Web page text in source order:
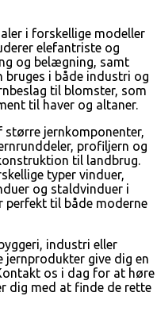
i forskellige modeller
elefantriste og
og belægning, samt
i både industri og
til blomster, som
til haver og altaner.
større jernkomponenter,
profiljern og
til landbrug.
typer vinduer,
og staldvinduer i
perfekt til både moderne
industri eller
jernprodukter give dig en
os i dag for at høre
dig med at finde de rette